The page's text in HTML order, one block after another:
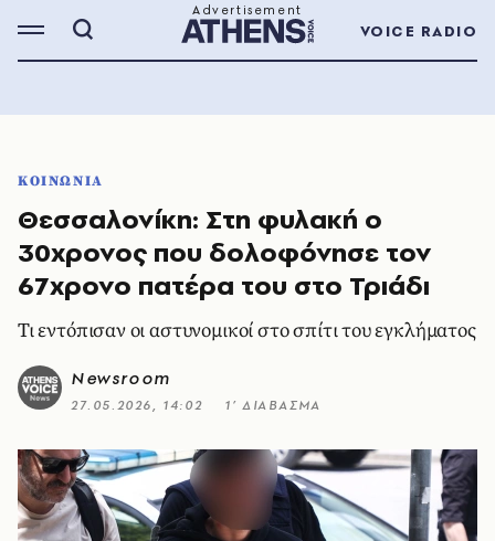
VOICE RADIO
ΚΟΙΝΩΝΙΑ
Θεσσαλονίκη: Στη φυλακή ο
30χρονος που δολοφόνησε τον
67χρονο πατέρα του στο Τριάδι
Τι εντόπισαν οι αστυνομικοί στο σπίτι του εγκλήματος
Newsroom
27.05.2026, 14:02 1’ ΔΙΑΒΑΣΜΑ